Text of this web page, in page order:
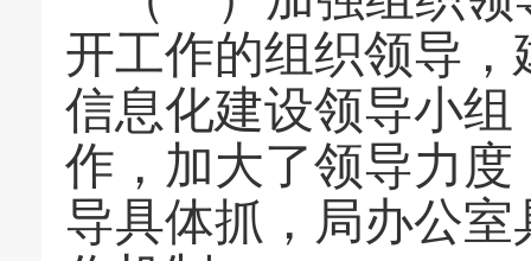
开工作的组织领导，
信息化建设领导小
作，加大了领导力
导具体抓，局办公